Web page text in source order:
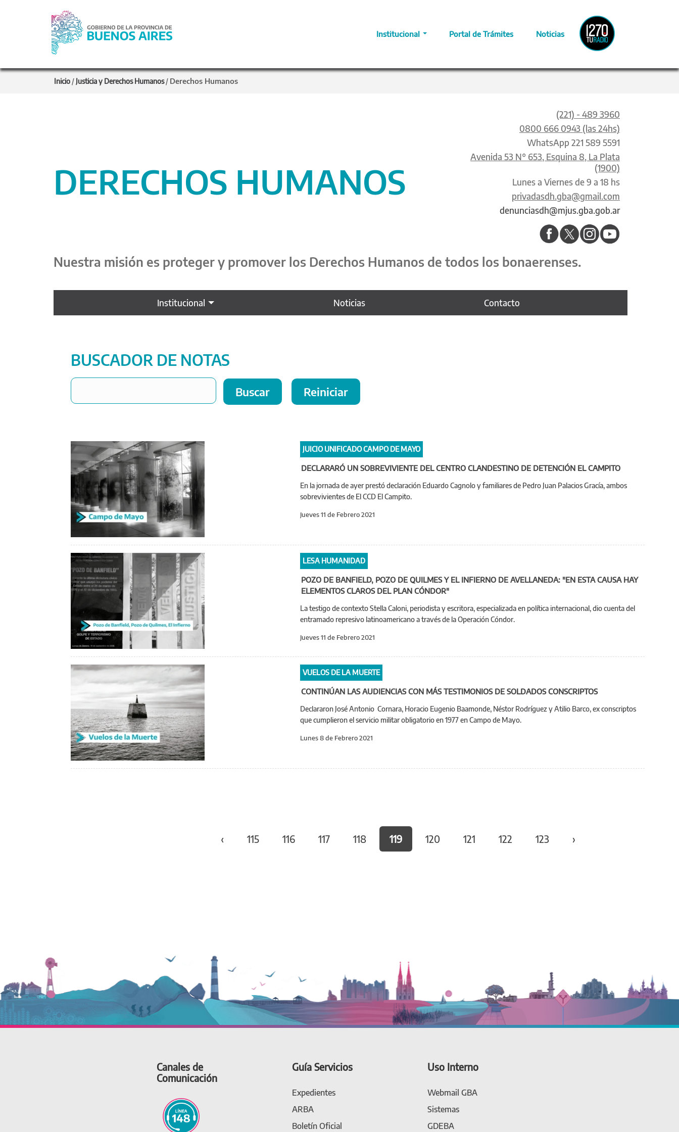
Institucional Portal de Trámites Noticias
Radio
Provincia
Inicio / Justicia y Derechos Humanos/ Derechos Humanos
DERECHOS HUMANOS
(221) - 489 3960
0800 666 0943 (las 24hs)
WhatsApp 221 589 5591
Avenida 53 N° 653, Esquina 8, La Plata
(1900)
Lunes a Viernes de 9 a 18 hs
privadasdh.gba@gmail.com
denunciasdh@mjus.gba.gob.ar
Nuestra misión es proteger y promover los Derechos Humanos de todos los bonaerenses.
Institucional Noticias Contacto
BUSCADOR DE NOTAS
JUICIO UNIFICADO CAMPO DE MAYO
DECLARARÓ UN SOBREVIVIENTE DEL CENTRO CLANDESTINO DE DETENCIÓN EL CAMPITO
En la jornada de ayer prestó declaración Eduardo Cagnolo y familiares de Pedro Juan Palacios Gracía, ambos
sobrevivientes de El CCD El Campito.
Jueves 11 de Febrero 2021
LESA HUMANIDAD
POZO DE BANFIELD, POZO DE QUILMES Y EL INFIERNO DE AVELLANEDA: "EN ESTA CAUSA HAY
ELEMENTOS CLAROS DEL PLAN CÓNDOR"
La testigo de contexto Stella Caloni, periodista y escritora, especializada en política internacional, dio cuenta del
entramado represivo latinoamericano a través de la Operación Cóndor.
Jueves 11 de Febrero 2021
VUELOS DE LA MUERTE
CONTINÚAN LAS AUDIENCIAS CON MÁS TESTIMONIOS DE SOLDADOS CONSCRIPTOS
Declararon José Antonio Cornara, Horacio Eugenio Baamonde, Néstor Rodríguez y Atilio Barco, ex conscriptos
que cumplieron el servicio militar obligatorio en 1977 en Campo de Mayo.
Lunes 8 de Febrero 2021
‹ 115 116 117 118 119 120 121 122 123 ›
Canales de
Comunicación
Guía Servicios
Expedientes
ARBA
Boletín Oficial
Uso Interno
Webmail GBA
Sistemas
GDEBA